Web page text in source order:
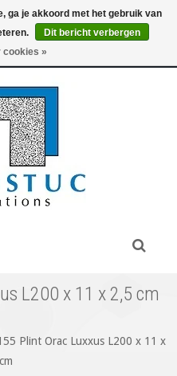
L200 x 11 x 2,5 cm
Plint Orac Luxxus L200 x 11 x
ga je akkoord met het gebruik van
Dit bericht verbergen
cookies »